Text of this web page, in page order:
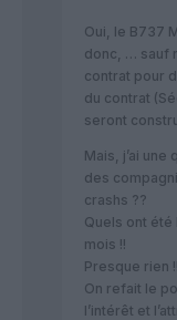
Oui, le B737
donc, … sauf
contrat pour
du contrat
seront
Mais, j’ai
des
crashs ??
Quels ont
mois !!
Presque rien !!
On refait le
l’intérêt et